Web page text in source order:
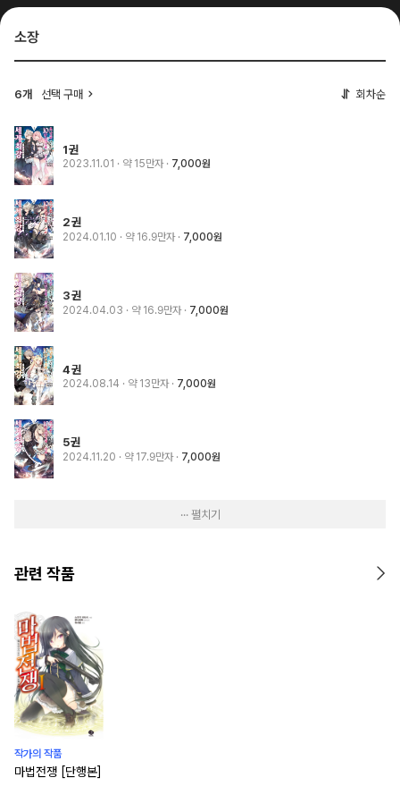
소장
6개 선택 구매 회차순
1권
2023.11.01 · 약 15만자 7,000원
2권
2024.01.10 · 약 16.9만자 7,000원
3권
2024.04.03 · 약 16.9만자 7,000원
4권
2024.08.14 · 약 13만자 7,000원
5권
2024.11.20 · 약 17.9만자 7,000원
··· 펼치기
관련 작품
작가의 작품
마법전쟁 [단행본]